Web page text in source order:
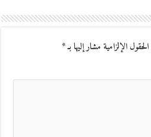
الحقول الإلزامية مشار إليها بـ*